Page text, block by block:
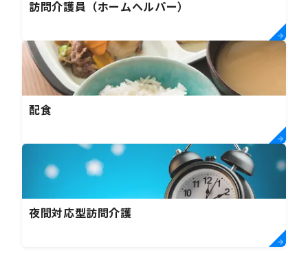
訪問介護員（ホームヘルパー）
配食
夜間対応型訪問介護